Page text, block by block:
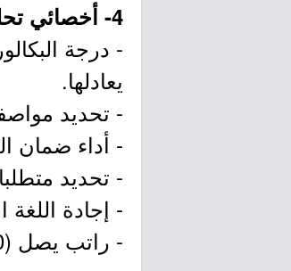
4- أخصائي تحليل الأعمال (وظيفتان):
- درجة
يعادلها.
- تحديد
- أداء ضمان
- تحديد
- إجادة اللغة
- راتب يصل (7,000 ريال).